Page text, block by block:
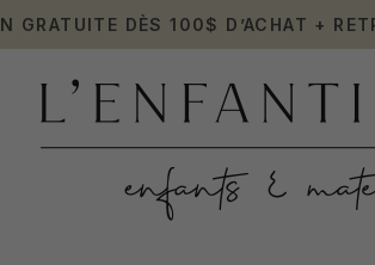
GRATUITE DÈS 100$ D’ACHAT +